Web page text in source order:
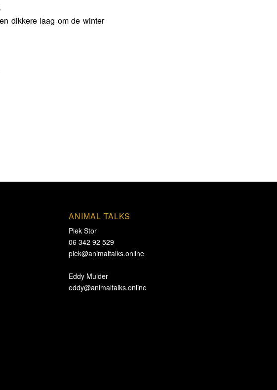
dikkere laag om de winter
ANIMAL TALKS
Piek Stor
06 342 92 529
piek@animaltalks.online
Eddy Mulder
eddy@animaltalks.online